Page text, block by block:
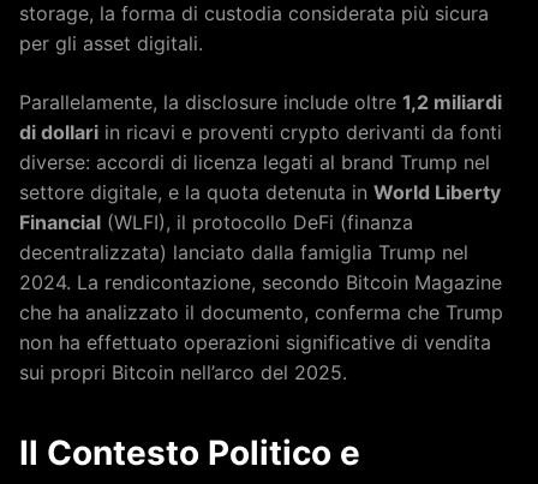
storage, la forma di custodia considerata più sicura
per gli asset digitali.
Parallelamente, la disclosure include oltre 1,2 miliardi
di dollari in ricavi e proventi crypto derivanti da fonti
diverse: accordi di licenza legati al brand Trump nel
settore digitale, e la quota detenuta in World Liberty
Financial (WLFI), il protocollo DeFi (finanza
decentralizzata) lanciato dalla famiglia Trump nel
2024. La rendicontazione, secondo Bitcoin Magazine
che ha analizzato il documento, conferma che Trump
non ha effettuato operazioni significative di vendita
sui propri Bitcoin nell’arco del 2025.
Il Contesto Politico e